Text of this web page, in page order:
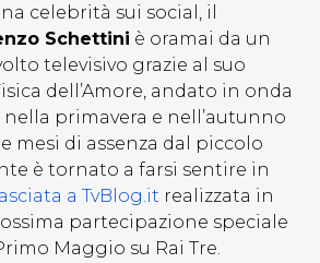
celebrità sui social, il
Schettini è oramai da un
televisivo grazie al suo
dell’Amore, andato in onda
primavera e nell’autunno
mesi di assenza dal piccolo
è tornato a farsi sentire in
a TvBlog.it realizzata in
partecipazione speciale
Maggio su Rai Tre.